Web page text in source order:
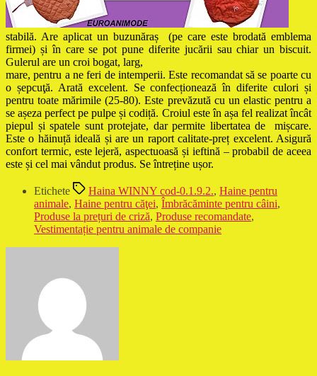
stabilă. Are aplicat un buzunăraș (pe care este brodată emblema
firmei) și în care se pot pune diferite jucării sau chiar un biscuit.
Gulerul are un croi bogat, larg,
mare, pentru a ne feri de intemperii. Este recomandat să se poarte cu
o șepcuţă. Arată excelent. Se confecționează în diferite culori și
pentru toate mărimile (25-80). Este prevăzută cu un elastic pentru a
se așeza perfect pe pulpe și codiță. Croiul este în așa fel realizat încât
piepul și spatele sunt protejate, dar permite libertatea de mișcare.
Este o hăinuță ideală și are un raport calitate-preț excelent. Asigură
confort termic, este lejeră, aspectuoasă și ieftină – probabil de aceea
este și cel mai vândut produs. Se întreține ușor.
Etichete Haina WINNY cod-0.1.9.2., Haine pentru
animale, Haine pentru căţei, Îmbrăcăminte pentru câini,
Produse la prețuri de criză, Produse recomandate,
Vestimentație pentru animale de companie